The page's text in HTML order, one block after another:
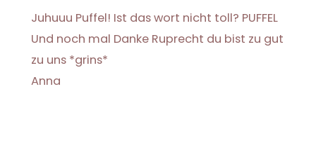
Juhuuu Puffel! Ist das wort nicht toll? PUFFEL
Und noch mal Danke Ruprecht du bist zu gut
zu uns *grins*
Anna